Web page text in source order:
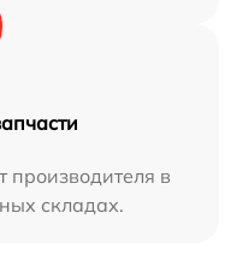
производителя в
складах.